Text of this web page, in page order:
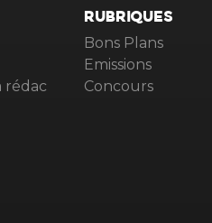
rédac
RUBRIQUES
Bons Plans
Emissions
Concours